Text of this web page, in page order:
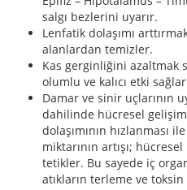
salgı bezlerini uyarır.
Lenfatik dolaşımı
alanlardan temizler.
Kas gerginliğini azaltmak
olumlu ve kalıcı etki
Damar ve sinir uçlarının
dahilinde hücresel
dolaşımının hızlanması
miktarının artışı;
tetikler. Bu sayede iç
atıkların terleme ve